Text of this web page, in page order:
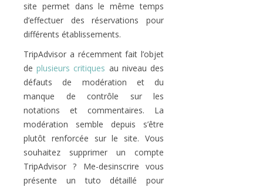
site permet dans le même temps
d’effectuer des réservations pour
différents établissements.
TripAdvisor a récemment fait l’objet
deplusieurs critiques au niveau des
défauts de modération et du
manque de contrôle sur les
notations et commentaires. La
modération semble depuis s’être
plutôt renforcée sur le site. Vous
souhaitez supprimer un compte
TripAdvisor ? Me-desinscrire vous
présente un tuto détaillé pour